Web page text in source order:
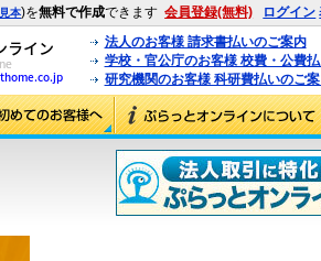
見本)を無料で作成できます 会員登録(無料) ログイン
法人のお客様 請求書払いのご案内
学校・官公庁のお客様 校費・公費
研究機関のお客様 科研費払いのご